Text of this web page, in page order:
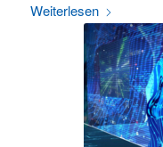
Weiterlesen